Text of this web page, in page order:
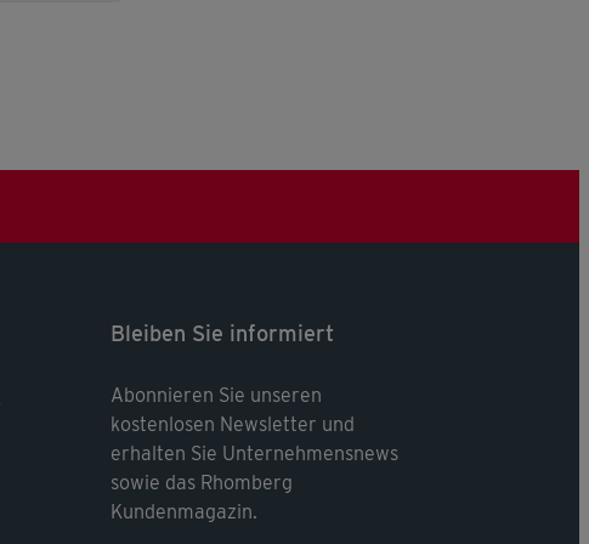
Bleiben Sie informiert
Abonnieren Sie unseren
kostenlosen Newsletter und
erhalten Sie Unternehmensnews
sowie das Rhomberg
Kundenmagazin.